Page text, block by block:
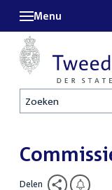
Zoeken
Menu
Delen